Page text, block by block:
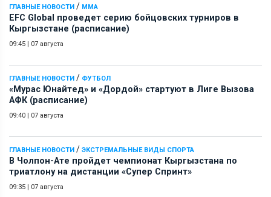
ГЛАВНЫЕ НОВОСТИ / ММА
EFC Global проведет серию бойцовских турниров в
Кыргызстане (расписание)
09:45 | 07 августа
ГЛАВНЫЕ НОВОСТИ / ФУТБОЛ
«Мурас Юнайтед» и «Дордой» стартуют в Лиге Вызова
АФК (расписание)
09:40 | 07 августа
ГЛАВНЫЕ НОВОСТИ / ЭКСТРЕМАЛЬНЫЕ ВИДЫ СПОРТА
В Чолпон-Ате пройдет чемпионат Кыргызстана по
триатлону на дистанции «Супер Спринт»
09:35 | 07 августа